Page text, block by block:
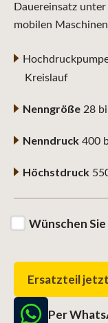
Dauereinsatz
mobilen
Kreislauf
Nenngröße 28
Nenndruck 400
Höchstdruck
Wünschen
Ersatzteil
Per